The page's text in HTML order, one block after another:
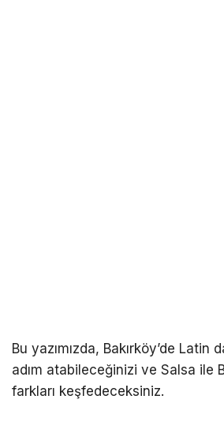
Bu yazımızda, Bakırköy’de Latin
adım atabileceğinizi ve Salsa ile
farkları keşfedeceksiniz.